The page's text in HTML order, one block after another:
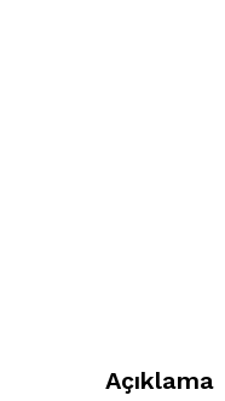
Açıklama